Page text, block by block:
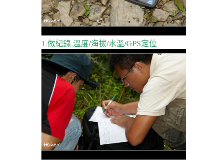
1.做紀錄,溫度/海拔/水溫/GPS定位